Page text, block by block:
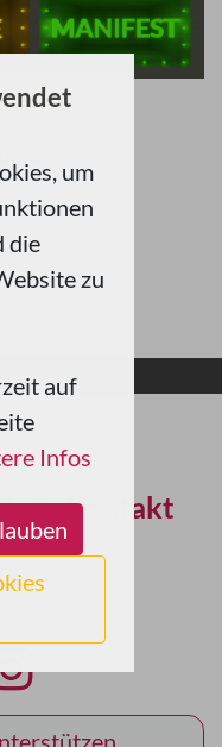
um
die
zu
auf
Infos
in Kontakt